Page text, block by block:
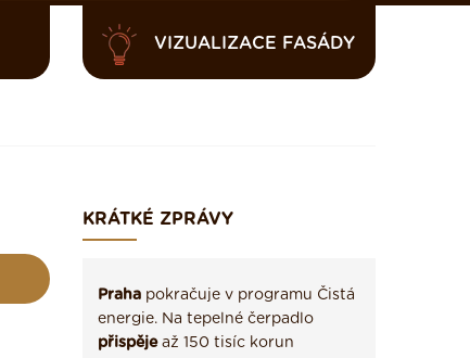
VIZUALIZACE FASÁDY
KRÁTKÉ ZPRÁVY
Praha pokračuje v programu Čistá
energie. Na tepelné čerpadlo
přispějeaž 150 tisíc korun